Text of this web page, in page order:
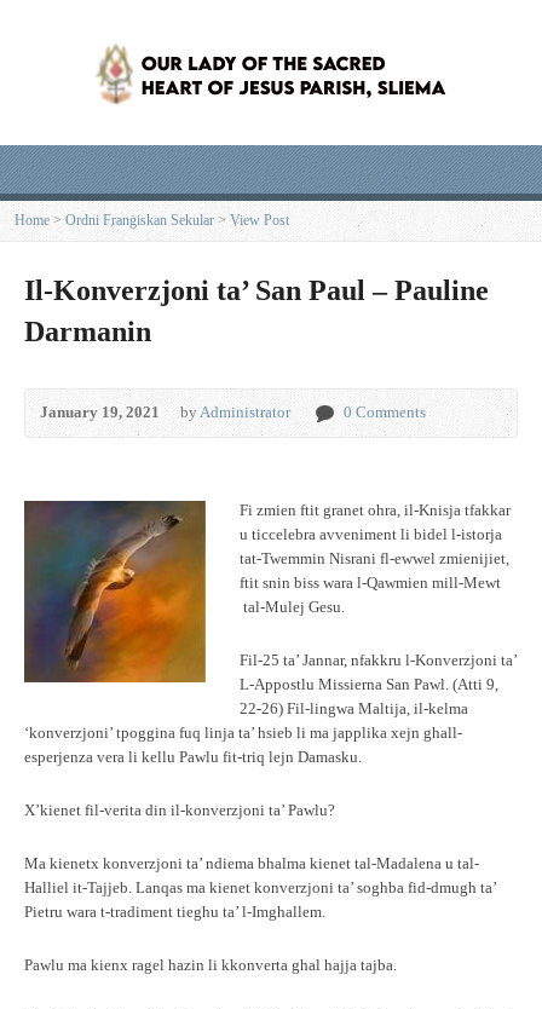
Home >Ordni Franġiskan Sekular> View Post
Il-Konverzjoni ta’ San Paul – Pauline
Darmanin
January 19, 2021 byAdministrator 0 Comments
Fi zmien ftit granet ohra, il-Knisja tfakkar
u ticcelebra avveniment li bidel l-istorja
tat-Twemmin Nisrani fl-ewwel zmienijiet,
ftit snin biss wara l-Qawmien mill-Mewt
tal-Mulej Gesu.
Fil-25 ta’ Jannar, nfakkru l-Konverzjoni ta’
L-Appostlu Missierna San Pawl. (Atti 9,
22-26) Fil-lingwa Maltija, il-kelma
‘konverzjoni’ tpoggina fuq linja ta’ hsieb li ma japplika xejn ghall-
esperjenza vera li kellu Pawlu fit-triq lejn Damasku.
X’kienet fil-verita din il-konverzjoni ta’ Pawlu?
Ma kienetx konverzjoni ta’ ndiema bhalma kienet tal-Madalena u tal-
Halliel it-Tajjeb. Lanqas ma kienet konverzjoni ta’ soghba fid-dmugh ta’
Pietru wara t-tradiment tieghu ta’ l-Imghallem.
Pawlu ma kienx ragel hazin li kkonverta ghal hajja tajba.